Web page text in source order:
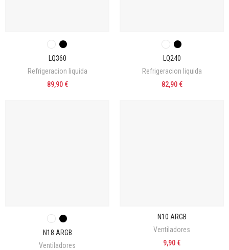
LQ360
Refrigeracion liquida
89,90 €
LQ240
Refrigeracion liquida
82,90 €
N18 ARGB
Ventiladores
N10 ARGB
Ventiladores
9,90 €